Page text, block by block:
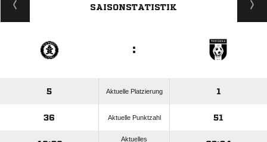
SAISONSTATISTIK
:
5 Aktuelle Platzierung 1
36 Aktuelle Punktzahl 51
Aktuelles